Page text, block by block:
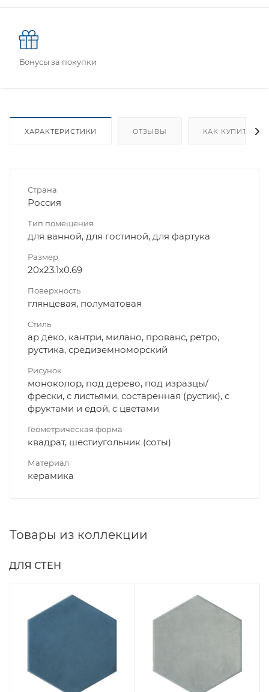
Бонусы за покупки
ХАРАКТЕРИСТИКИ ОТЗЫВЫ КАК КУПИТЬ
Страна
Россия
Тип помещения
для ванной, для гостиной, для фартука
Размер
20x23.1x0.69
Поверхность
глянцевая, полуматовая
Стиль
ар деко, кантри, милано, прованс, ретро,
рустика, средиземноморский
Рисунок
моноколор, под дерево, под изразцы/
фрески, с листьями, состаренная (рустик), с
фруктами и едой, с цветами
Геометрическая форма
квадрат, шестиугольник (соты)
Материал
керамика
Товары из коллекции
ДЛЯ СТЕН